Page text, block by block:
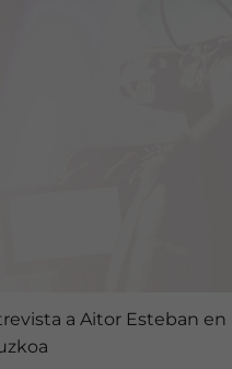
a Aitor Esteban en